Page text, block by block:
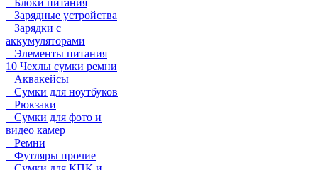
Блоки питания
Зарядные устройства
Зарядки с
аккумуляторами
Элементы питания
10 Чехлы сумки ремни
Аквакейсы
Сумки для ноутбуков
Рюкзаки
Сумки для фото и
видео камер
Ремни
Футляры прочие